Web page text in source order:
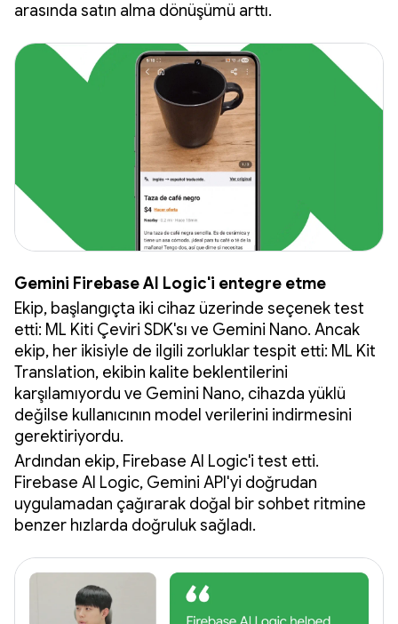
arasında satın alma dönüşümü arttı.
Gemini Firebase AI Logic'i entegre etme
Ekip, başlangıçta iki cihaz üzerinde seçenek test
etti: ML Kiti Çeviri SDK'sı ve Gemini Nano. Ancak
ekip, her ikisiyle de ilgili zorluklar tespit etti: ML Kit
Translation, ekibin kalite beklentilerini
karşılamıyordu ve Gemini Nano, cihazda yüklü
değilse kullanıcının model verilerini indirmesini
gerektiriyordu.
Ardından ekip, Firebase AI Logic'i test etti.
Firebase AI Logic, Gemini API'yi doğrudan
uygulamadan çağırarak doğal bir sohbet ritmine
benzer hızlarda doğruluk sağladı.